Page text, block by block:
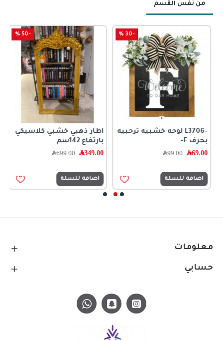
من نفس القسم
-30 %
-L3706 لوحه خشبيه ترحبيه
بحرف F-
69.00﷼ 99.00﷼
اضافة للسلة
-50 %
اطار ذهبي خشبي كلاسيكي
بارتفاع 142سم
349.00﷼ 699.00﷼
اضافة للسلة
معلومات
حسابي